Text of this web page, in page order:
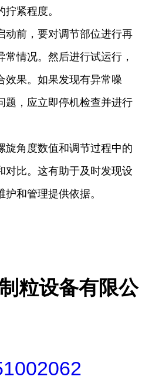
紧程度。
动前，要对调节部位进行再
情况。然后进行试运行，
效果。如果发现有异常噪
题，应立即停机检查并进行
旋角度数值和调节过程中的
对比。这有助于及时发现设
和管理提供依据。
粒设备有限公